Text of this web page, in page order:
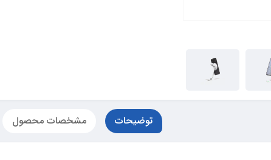
توضیحات مشخصات محصول